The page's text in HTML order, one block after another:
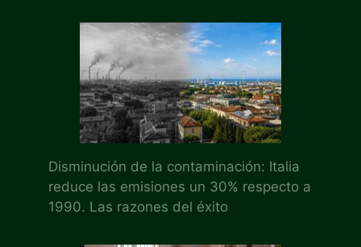
Disminución de la contaminación: Italia
reduce las emisiones un 30% respecto a
1990. Las razones del éxito